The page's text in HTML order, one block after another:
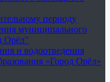
периоду
муниципального
Орёл"
и водоотведения
«Город Орёл»